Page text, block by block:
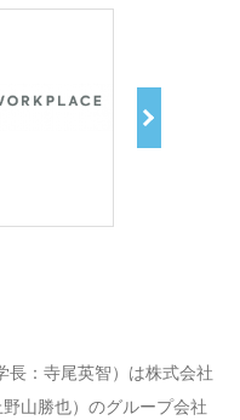
長：寺尾英智）は株式会社
山勝也）のグループ会社